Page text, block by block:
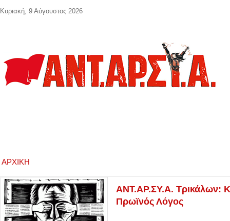
ΑΡΧΙΚΉ
ΑΝΤ.ΑΡ.ΣΥ.Α. Τρικάλων:
Πρωϊνός Λόγος
Κυριακή, 9 Αύγουστος 2026